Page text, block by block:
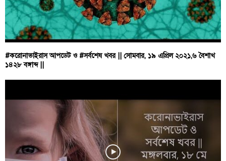
#করোনাভাইরাস আপডেট ও #সর্বশেষ খবর || সোমবার, ১৯ এপ্রিল ২০২১,৬ বৈশাখ
১৪২৮ বঙ্গাব্দ ||